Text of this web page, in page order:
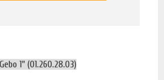
1" (01.260.28.03)